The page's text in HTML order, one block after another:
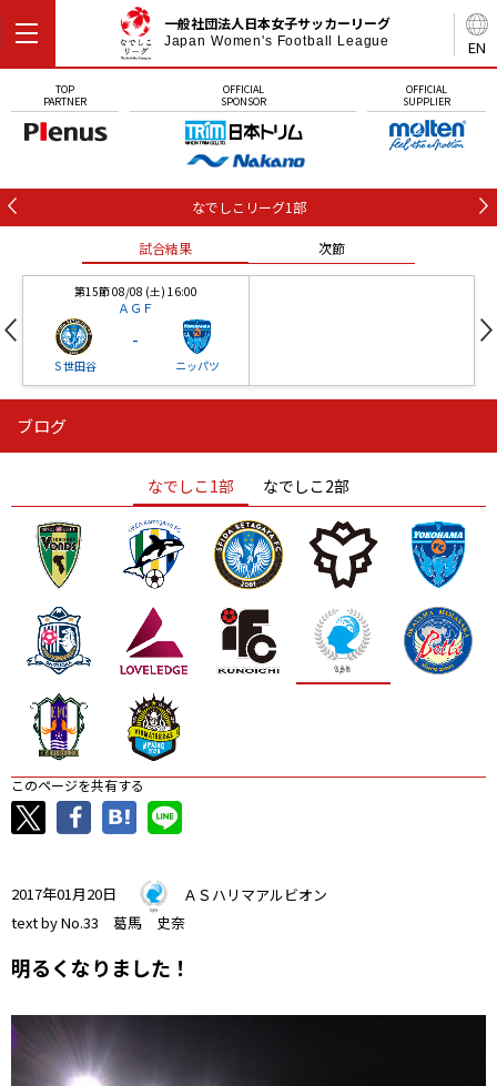
EN
一般社団法人日本女子サッカーリーグ
Japan Women's Football League
TOP
PARTNER
OFFICIAL
SPONSOR
OFFICIAL
SUPPLIER
なでしこリーグ1部
試合結果 次節
第15節 08/08 (土) 16:00
ＡＧＦ
Ｓ世田谷
-
ニッパツ
ニッパツ
ニッパツ 名古屋
石人の星
静岡 愛媛Ｌ
ブログ
なでしこ1部 なでしこ2部
このページを共有する
2017年01月20日
ＡＳハリマアルビオン
text by No.33 葛馬 史奈
明るくなりました！